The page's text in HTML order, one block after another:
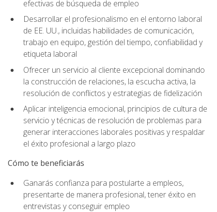
efectivas de búsqueda de empleo
Desarrollar el profesionalismo en el entorno laboral
de EE. UU., incluidas habilidades de comunicación,
trabajo en equipo, gestión del tiempo, confiabilidad y
etiqueta laboral
Ofrecer un servicio al cliente excepcional dominando
la construcción de relaciones, la escucha activa, la
resolución de conflictos y estrategias de fidelización
Aplicar inteligencia emocional, principios de cultura de
servicio y técnicas de resolución de problemas para
generar interacciones laborales positivas y respaldar
el éxito profesional a largo plazo
Cómo te beneficiarás
Ganarás confianza para postularte a empleos,
presentarte de manera profesional, tener éxito en
entrevistas y conseguir empleo